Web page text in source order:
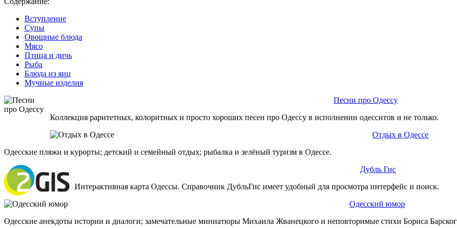
Вступление
Супы
Овощные блюда
Мясо
Птица и дичь
Рыба
Блюда из яиц
Мучные изделия
Песни про Одессу
Коллекция раритетных, колоритных и просто хороших песен про Одессу в исполнении одесситов и не только.
Отдых в Одессе
Одесские пляжи и курорты; детский и семейный отдых; рыбалка и зелёный туризм в Одессе.
Дубль Гис
Интерактивная карта Одессы. Справочник ДубльГис имеет удобный для просмотра интерфейс и поиск.
Одесский юмор
Одесские анекдоты истории и диалоги; замечательные миниатюры Михаила Жванецкого и неповторимые стихи Бориса